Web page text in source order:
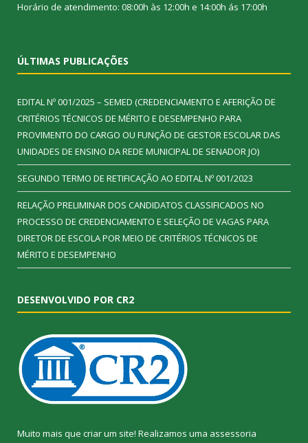
Horário de atendimento: 08:00h às 12:00h e 14:00h ás 17:00h
ÚLTIMAS PUBLICAÇÕES
EDITAL Nº 001/2025 – SEMED (CREDENCIAMENTO E AFERIÇÃO DE
CRITÉRIOS TÉCNICOS DE MÉRITO E DESEMPENHO PARA
PROVIMENTO DO CARGO OU FUNÇÃO DE GESTOR ESCOLAR DAS
UNIDADES DE ENSINO DA REDE MUNICIPAL DE SENADOR JO)
SEGUNDO TERMO DE RETIFICAÇÃO AO EDITAL Nº 001/2023
RELAÇÃO PRELIMINAR DOS CANDIDATOS CLASSIFICADOS NO
PROCESSO DE CREDENCIAMENTO E SELEÇÃO DE VAGAS PARA
DIRETOR DE ESCOLA POR MEIO DE CRITÉRIOS TÉCNICOS DE
MÉRITO E DESEMPENHO
DESENVOLVIDO POR CR2
Muito mais que criar um site! Realizamos uma assessoria